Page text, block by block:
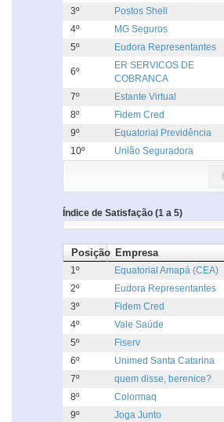
3º
Postos Shell
4º
MG Seguros
5º
Eudora Representantes
6º
ER SERVICOS DE
COBRANCA
7º Estante Virtual
8º
Fidem Cred
9º
Equatorial Previdência
10º
União Seguradora
Índice de Satisfação (1 a 5)
Posição Empresa
1º Equatorial Amapá (CEA)
2º
Eudora Representantes
3º
Fidem Cred
4º
Vale Saúde
5º
Fiserv
6º
Unimed Santa Catarina
7º
quem disse, berenice?
8º
Colormaq
9º
Joga Junto